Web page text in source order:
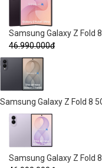
Samsung Galaxy Z Fold
46.990.000đ
Samsung Galaxy Z Fold 8
Samsung Galaxy Z Fold